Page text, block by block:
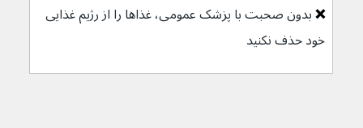
❌ بدون صحبت با پزشک عمومی، غذاها را از رژیم غذایی
خود حذف نکنید